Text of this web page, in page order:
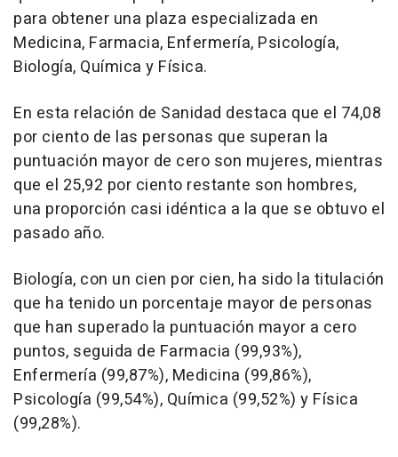
para obtener una plaza especializada en
Medicina, Farmacia, Enfermería, Psicología,
Biología, Química y Física.
En esta relación de Sanidad destaca que el 74,08
por ciento de las personas que superan la
puntuación mayor de cero son mujeres, mientras
que el 25,92 por ciento restante son hombres,
una proporción casi idéntica a la que se obtuvo el
pasado año.
Biología, con un cien por cien, ha sido la titulación
que ha tenido un porcentaje mayor de personas
que han superado la puntuación mayor a cero
puntos, seguida de Farmacia (99,93%),
Enfermería (99,87%), Medicina (99,86%),
Psicología (99,54%), Química (99,52%) y Física
(99,28%).